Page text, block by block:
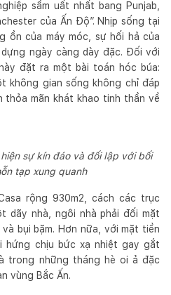
sầm uất nhất bang Punjab,
của Ấn Độ”. Nhịp sống tại
ồn của máy móc, sự hối hả của
ngày càng dày đặc. Đối với
đặt ra một bài toán hóc búa:
không gian sống không chỉ đáp
thỏa mãn khát khao tinh thần về
sự kín đáo và đối lập với bối
tạp xung quanh
rộng 930m2, cách các trục
dãy nhà, ngôi nhà phải đối mặt
bụi bặm. Hơn nữa, với mặt tiền
hứng chịu bức xạ nhiệt gay gắt
trong những tháng hè oi ả đặc
vùng Bắc Ấn.